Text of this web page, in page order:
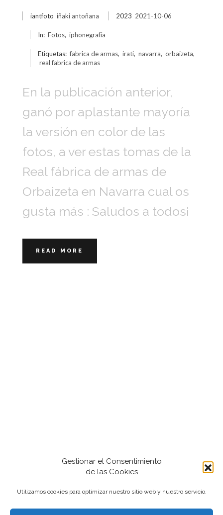
Gestionar el Consentimiento
de las Cookies
Utilizamos cookies para optimizar nuestro sitio web y nuestro servicio.
iantfoto iñaki antoñana 2023 2021-10-06
In: Fotos, iphonegrafía
Etiquetas: fabrica de armas, irati, navarra, orbaizeta,
real fabrica de armas
En la publicación anterior,
ganó por aplastante mayoría
la versión en color de las
fotos, a ver estas tomas de la
Real fábrica de armas de
Orbaizeta en Navarra cual os
gusta más : Saludos a todos¡
READ MORE